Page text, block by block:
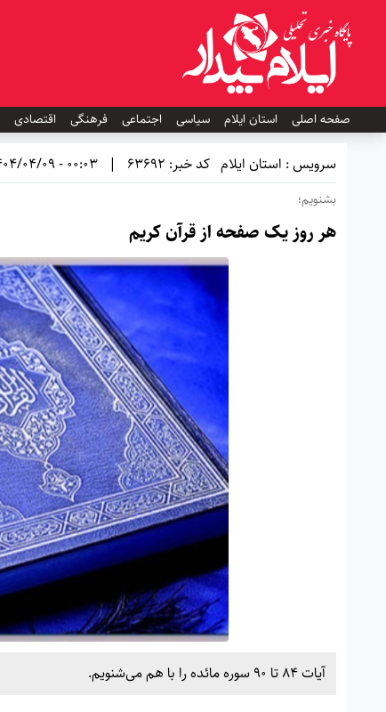
صفحه اصلی
استان ایلام سیاسی اجتماعی فرهنگی اقتصادی
سرویس : استان ایلام کد خبر: 63692 |
00:03 - 1404/04/09
بشنویم؛
هر روز یک صفحه از قرآن کریم
آیات 84 تا 90 سوره مائده را با هم می‌شنویم.